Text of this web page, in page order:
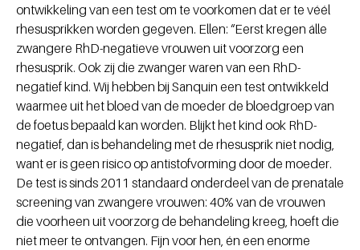
ontwikkeling van een test om te voorkomen dat er te véél
rhesusprikken worden gegeven. Ellen: “Eerst kregen álle
zwangere RhD-negatieve vrouwen uit voorzorg een
rhesusprik. Ook zij die zwanger waren van een RhD-
negatief kind. Wij hebben bij Sanquin een test ontwikkeld
waarmee uit het bloed van de moeder de bloedgroep van
de foetus bepaald kan worden. Blijkt het kind ook RhD-
negatief, dan is behandeling met de rhesusprik niet nodig,
want er is geen risico op antistofvorming door de moeder.
De test is sinds 2011 standaard onderdeel van de prenatale
screening van zwangere vrouwen: 40% van de vrouwen
die voorheen uit voorzorg de behandeling kreeg, hoeft die
niet meer te ontvangen. Fijn voor hen, én een enorme